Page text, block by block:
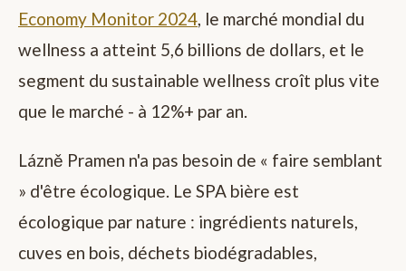
Economy Monitor 2024, le marché mondial du
wellness a atteint 5,6 billions de dollars, et le
segment du sustainable wellness croît plus vite
que le marché - à 12%+ par an.
Lázně Pramen n'a pas besoin de « faire semblant
» d'être écologique. Le SPA bière est
écologique par nature : ingrédients naturels,
cuves en bois, déchets biodégradables,